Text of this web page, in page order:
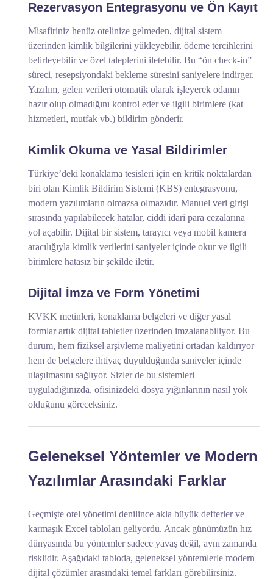
Rezervasyon Entegrasyonu ve Ön Kayıt
Misafiriniz henüz otelinize gelmeden, dijital sistem
üzerinden kimlik bilgilerini yükleyebilir, ödeme tercihlerini
belirleyebilir ve özel taleplerini iletebilir. Bu “ön check-in”
süreci, resepsiyondaki bekleme süresini saniyelere indirger.
Yazılım, gelen verileri otomatik olarak işleyerek odanın
hazır olup olmadığını kontrol eder ve ilgili birimlere (kat
hizmetleri, mutfak vb.) bildirim gönderir.
Kimlik Okuma ve Yasal Bildirimler
Türkiye’deki konaklama tesisleri için en kritik noktalardan
biri olan Kimlik Bildirim Sistemi (KBS) entegrasyonu,
modern yazılımların olmazsa olmazıdır. Manuel veri girişi
sırasında yapılabilecek hatalar, ciddi idari para cezalarına
yol açabilir. Dijital bir sistem, tarayıcı veya mobil kamera
aracılığıyla kimlik verilerini saniyeler içinde okur ve ilgili
birimlere hatasız bir şekilde iletir.
Dijital İmza ve Form Yönetimi
KVKK metinleri, konaklama belgeleri ve diğer yasal
formlar artık dijital tabletler üzerinden imzalanabiliyor. Bu
durum, hem fiziksel arşivleme maliyetini ortadan kaldırıyor
hem de belgelere ihtiyaç duyulduğunda saniyeler içinde
ulaşılmasını sağlıyor. Sizler de bu sistemleri
uyguladığınızda, ofisinizdeki dosya yığınlarının nasıl yok
olduğunu göreceksiniz.
Geleneksel Yöntemler ve Modern
Yazılımlar Arasındaki Farklar
Geçmişte otel yönetimi denilince akla büyük defterler ve
karmaşık Excel tabloları geliyordu. Ancak günümüzün hız
dünyasında bu yöntemler sadece yavaş değil, aynı zamanda
risklidir. Aşağıdaki tabloda, geleneksel yöntemlerle modern
dijital çözümler arasındaki temel farkları görebilirsiniz.